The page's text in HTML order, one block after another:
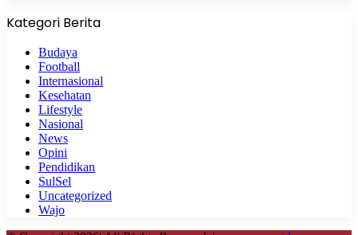
Kategori Berita
Budaya
Football
Internasional
Kesehatan
Lifestyle
Nasional
News
Opini
Pendidikan
SulSel
Uncategorized
Wajo